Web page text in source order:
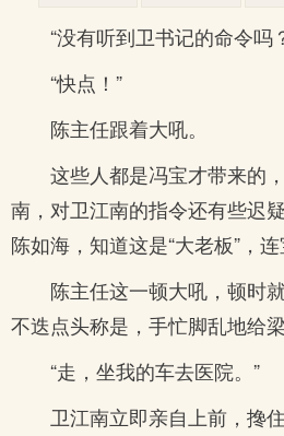
“没有听到卫书记的命令吗
“快点！”
陈主任跟着大吼。
这些人都是冯宝才带来的
南，对卫江南的指令还有些迟
陈如海，知道这是“大老板”，连
陈主任这一顿大吼，顿时
不迭点头称是，手忙脚乱地给
“走，坐我的车去医院。”
卫江南立即亲自上前，搀